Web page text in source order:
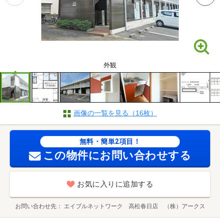
外観
画像の一覧を見る（16枚）
無料・簡単2項目！
この物件にお問い合わせする
お気に入りに追加する
お問い合わせ先 エイブルネットワーク 高松春日店 （株）アークス